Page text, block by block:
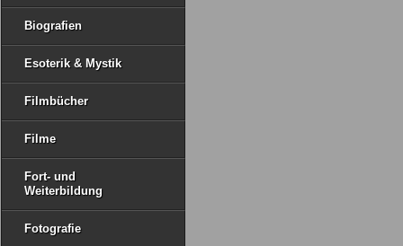
Biografien
Esoterik & Mystik
Filmbücher
Filme
Fort- und
Weiterbildung
Fotografie